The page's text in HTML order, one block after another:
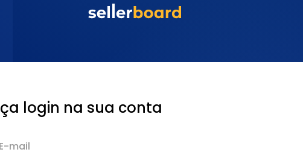
login na sua conta